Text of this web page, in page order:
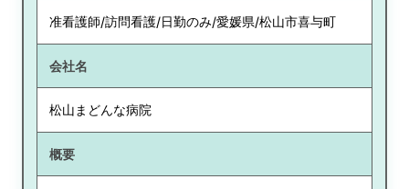
准看護師/訪問看護/日勤のみ/愛媛県/松山市喜与町
会社名
松山まどんな病院
概要